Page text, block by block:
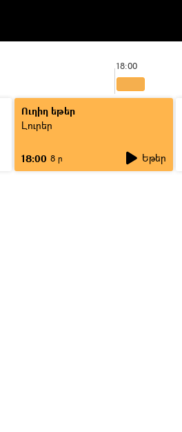
18:00
Ուղիղ եթեր
Լուրեր
18:00 8 ր Եթեր